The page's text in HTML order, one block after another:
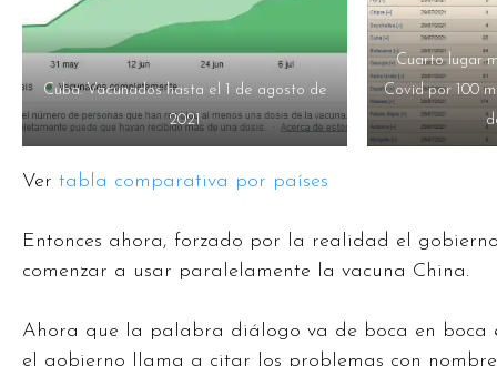
Cuba. Vacunados hasta el 1 de agosto de
2021
Cuarto lugar
Covid por 100
Ver tabla comparativa por países
Entonces ahora, forzado por la realidad el
comenzar a usar paralelamente la vacuna China.
Ahora que la palabra diálogo va de boca en boca
el gobierno llama a citar los problemas con